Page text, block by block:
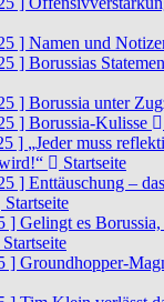
] Namen und
] Borussias
] Borussia unter
] Borussia-Kulisse
] „Jeder muss
Startseite
] Enttäuschung –
Startseite
] Gelingt es
Startseite
] Groundhopper-